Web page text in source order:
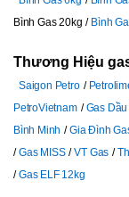
Bình Gas 20kg
Bình
Thương Hiệu
Saigon Petro
PetroVietnam
Gas
Bình Minh
Gia Đình
Gas MISS
VT Gas
Gas ELF 12kg